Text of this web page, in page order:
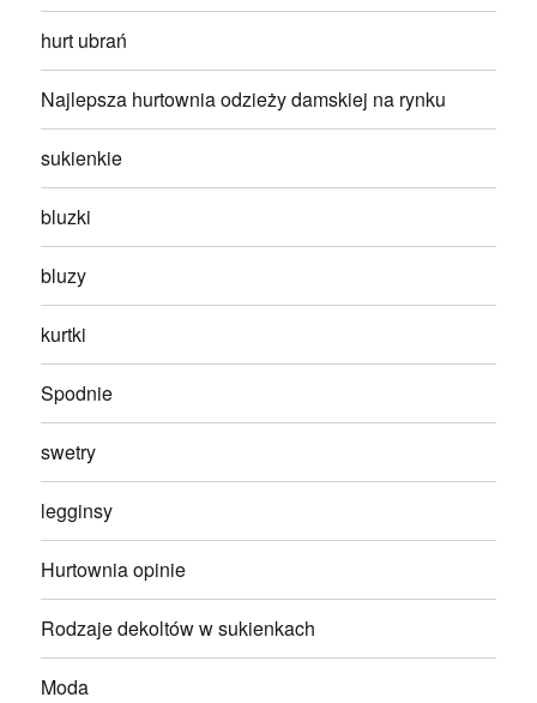
hurt ubrań
Najlepsza hurtownia odzieży damskiej na rynku
sukienkie
bluzki
bluzy
kurtki
Spodnie
swetry
legginsy
Hurtownia opinie
Rodzaje dekoltów w sukienkach
Moda